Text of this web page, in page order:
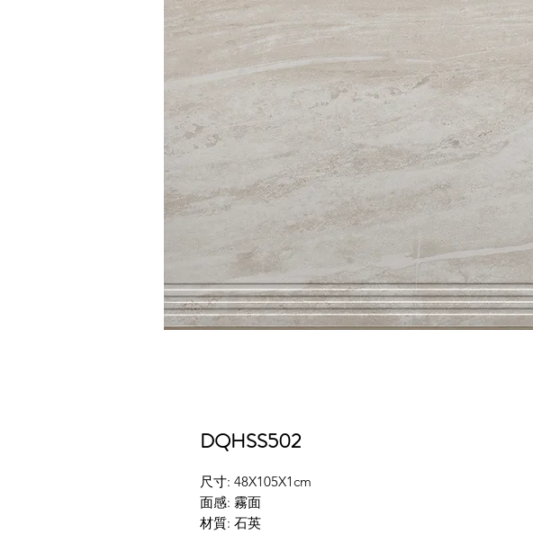
DQHSS502
尺寸: 48X105X1cm
面感: 霧面
材質: 石英